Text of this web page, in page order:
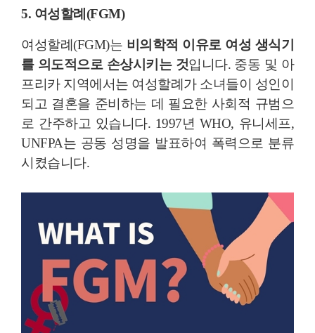
5. 여성할례(FGM)
여성할례(FGM)는 비의학적 이유로 여성 생식기
를 의도적으로 손상시키는 것입니다. 중동 및 아
프리카 지역에서는 여성할례가 소녀들이 성인이
되고 결혼을 준비하는 데 필요한 사회적 규범으
로 간주하고 있습니다. 1997년 WHO, 유니세프,
UNFPA는 공동 성명을 발표하여 폭력으로 분류
시켰습니다.